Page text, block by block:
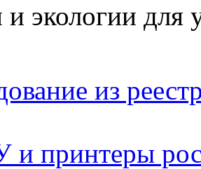
экологии для
из
принтеры